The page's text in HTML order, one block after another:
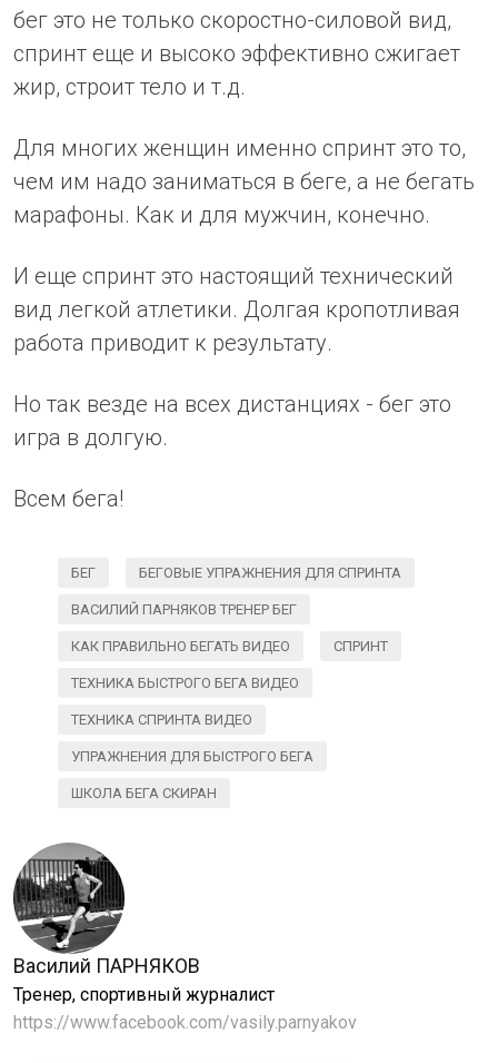
бег это не только скоростно-силовой вид,
спринт еще и высоко эффективно сжигает
жир, строит тело и т.д.
Для многих женщин именно спринт это то,
чем им надо заниматься в беге, а не бегать
марафоны. Как и для мужчин, конечно.
И еще спринт это настоящий технический
вид легкой атлетики. Долгая кропотливая
работа приводит к результату.
Но так везде на всех дистанциях - бег это
игра в долгую.
Всем бега!
БЕГ БЕГОВЫЕ УПРАЖНЕНИЯ ДЛЯ СПРИНТА
ВАСИЛИЙ ПАРНЯКОВ ТРЕНЕР БЕГ
КАК ПРАВИЛЬНО БЕГАТЬ ВИДЕО СПРИНТ
ТЕХНИКА БЫСТРОГО БЕГА ВИДЕО
ТЕХНИКА СПРИНТА ВИДЕО
УПРАЖНЕНИЯ ДЛЯ БЫСТРОГО БЕГА
ШКОЛА БЕГА СКИРАН
Василий ПАРНЯКОВ
Тренер, спортивный журналист
https://www.facebook.com/vasily.parnyakov